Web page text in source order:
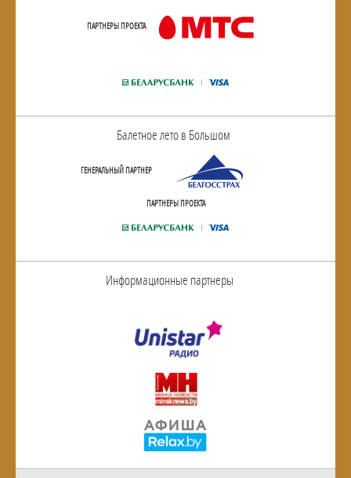
ПАРТНЕРЫ ПРОЕКТА
Балетное лето в Большом
ГЕНЕРАЛЬНЫЙ ПАРТНЕР
ПАРТНЕРЫ ПРОЕКТА
Информационные партнеры